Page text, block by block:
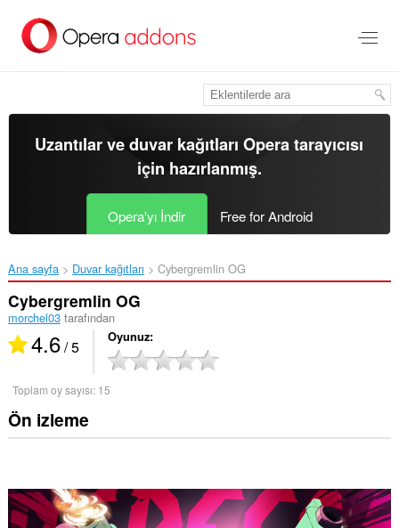
içeriğe
Uzantılar ve duvar kağıtlarıOpera tarayıcısı
için hazırlanmış.
Opera'yı İndir Free for Android
Ana sayfa Duvar kağıtları Cybergremlin OG‎
Cybergremlin OG
morchel03tarafından
4.6/ 5 Oyunuz
Toplam oy sayısı: 15
Ön izleme